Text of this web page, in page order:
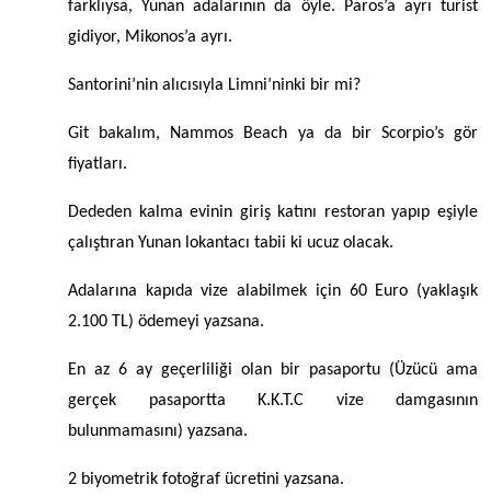
farklıysa, Yunan adalarının da öyle. Paros’a ayrı turist
gidiyor, Mikonos’a ayrı.
Santorini’nin alıcısıyla Limni’ninki bir mi?
Git bakalım, Nammos Beach ya da bir Scorpio’s gör
fiyatları.
Dededen kalma evinin giriş katını restoran yapıp eşiyle
çalıştıran Yunan lokantacı tabii ki ucuz olacak.
Adalarına kapıda vize alabilmek için 60 Euro (yaklaşık
2.100 TL) ödemeyi yazsana.
En az 6 ay geçerliliği olan bir pasaportu (Üzücü ama
gerçek pasaportta K.K.T.C vize damgasının
bulunmamasını) yazsana.
2 biyometrik fotoğraf ücretini yazsana.